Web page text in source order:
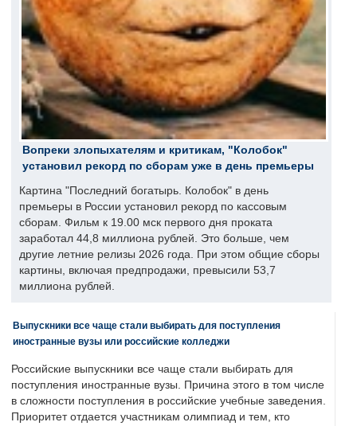
Вопреки злопыхателям и критикам, "Колобок"
установил рекорд по сборам уже в день премьеры
Картина "Последний богатырь. Колобок" в день
премьеры в России установил рекорд по кассовым
сборам. Фильм к 19.00 мск первого дня проката
заработал 44,8 миллиона рублей. Это больше, чем
другие летние релизы 2026 года. При этом общие сборы
картины, включая предпродажи, превысили 53,7
миллиона рублей.
Выпускники все чаще стали выбирать для поступления
иностранные вузы или российские колледжи
Российские выпускники все чаще стали выбирать для
поступления иностранные вузы. Причина этого в том числе
в сложности поступления в российские учебные заведения.
Приоритет отдается участникам олимпиад и тем, кто